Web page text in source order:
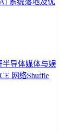
AI 系统落地及优
半导体媒体与娱
网络Shuffle